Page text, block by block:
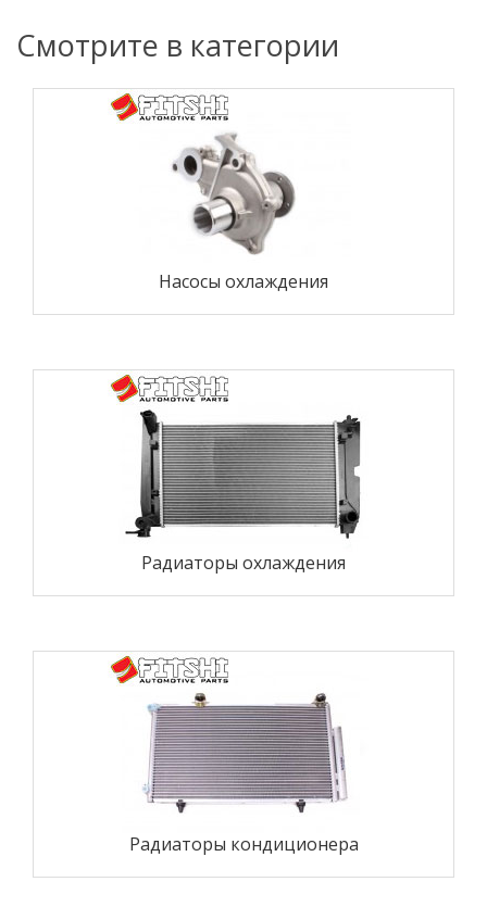
Смотрите в категории
Насосы охлаждения
Радиаторы охлаждения
Радиаторы кондиционера